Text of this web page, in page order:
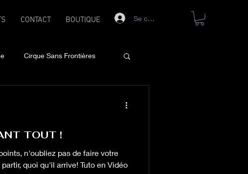
CONTACT BOUTIQUE Se connecter
Cirque Sans Frontières
TOUT !
votre
quoi qu'il arrive! Tuto en Vidéo